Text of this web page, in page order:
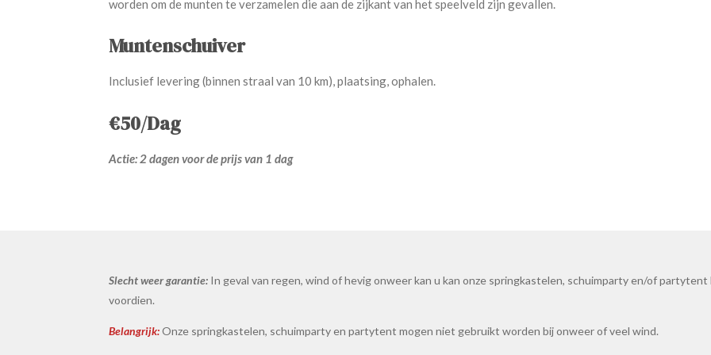
worden om de munten te verzamelen die aan de zijkant van het speelveld zijn gevallen.
Muntenschuiver
Inclusief levering (binnen straal van 10 km), plaatsing, ophalen.
€50/Dag
Actie: 2 dagen voor de prijs van 1 dag
Slecht weer garantie: In geval van regen, wind of hevig onweer kan u kan onze springkastelen, schuimparty en/of
voordien.
Belangrijk:Onze springkastelen, schuimparty en partytent mogen niet gebruikt worden bij onweer of veel wind.